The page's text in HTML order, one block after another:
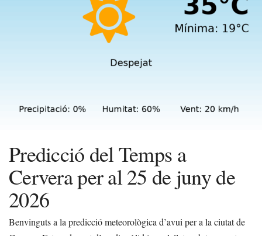
Predicció del Temps a
Cervera per al 25 de juny de
2026
Benvinguts a la predicció meteorològica d’avui per a la ciutat de